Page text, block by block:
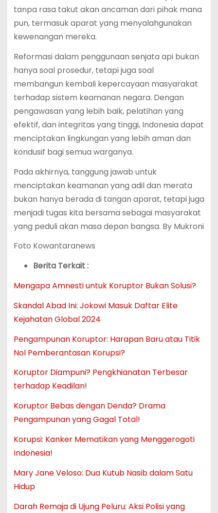
tanpa rasa takut akan ancaman dari pihak mana
pun, termasuk aparat yang menyalahgunakan
kewenangan mereka.
Reformasi dalam penggunaan senjata api bukan
hanya soal prosedur, tetapi juga soal
membangun kembali kepercayaan masyarakat
terhadap sistem keamanan negara. Dengan
pengawasan yang lebih baik, pelatihan yang
efektif, dan integritas yang tinggi, Indonesia dapat
menciptakan lingkungan yang lebih aman dan
kondusif bagi semua warganya.
Pada akhirnya, tanggung jawab untuk
menciptakan keamanan yang adil dan merata
bukan hanya berada di tangan aparat, tetapi juga
menjadi tugas kita bersama sebagai masyarakat
yang peduli akan masa depan bangsa. By Mukroni
Foto Kowantaranews
Berita Terkait :
Mengapa Amnesti untuk Koruptor Bukan Solusi?
Skandal Abad Ini: Jokowi Masuk Daftar Elite
Kejahatan Global 2024
Pengampunan Koruptor: Harapan Baru atau Titik
Nol Pemberantasan Korupsi?
Koruptor Diampuni? Pengkhianatan Terbesar
terhadap Keadilan!
Koruptor Bebas dengan Denda? Drama
Pengampunan yang Gagal Total!
Korupsi: Kanker Mematikan yang Menggerogoti
Indonesia!
Mary Jane Veloso: Dua Kutub Nasib dalam Satu
Hidup
Darah Remaja di Ujung Peluru: Aksi Polisi yang